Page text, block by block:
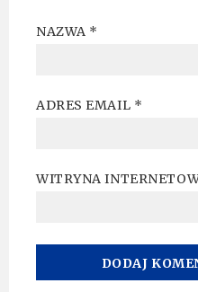
NAZWA *
ADRES EMAIL *
WITRYNA